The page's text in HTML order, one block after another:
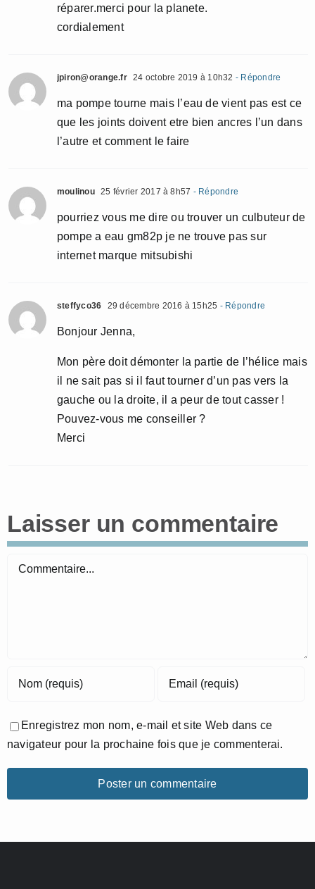
réparer.merci pour la planete.
cordialement
jpiron@orange.fr 24 octobre 2019 à 10h32 - Répondre
ma pompe tourne mais l’eau de vient pas est ce
que les joints doivent etre bien ancres l’un dans
l’autre et comment le faire
moulinou 25 février 2017 à 8h57 - Répondre
pourriez vous me dire ou trouver un culbuteur de
pompe a eau gm82p je ne trouve pas sur
internet marque mitsubishi
steffyco36 29 décembre 2016 à 15h25 - Répondre
Bonjour Jenna,
Mon père doit démonter la partie de l’hélice mais
il ne sait pas si il faut tourner d’un pas vers la
gauche ou la droite, il a peur de tout casser !
Pouvez-vous me conseiller ?
Merci
Laisser un commentaire
Commentaire
Enregistrez mon nom, e-mail et site Web dans ce
navigateur pour la prochaine fois que je commenterai.